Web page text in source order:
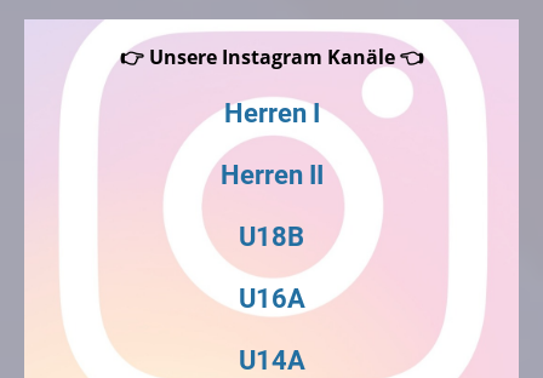
👉 Unsere Instagram Kanäle 👈
Herren I
Herren II
U18B
U16A
U14A